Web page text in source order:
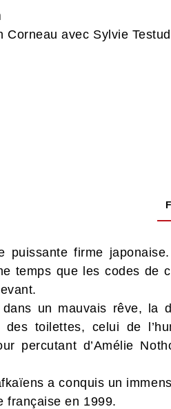
Corneau avec Sylvie
puissante firme
temps que les codes de
un mauvais rêve, la
toilettes, celui de
percutant d’Amélie
a conquis un
française en 1999.